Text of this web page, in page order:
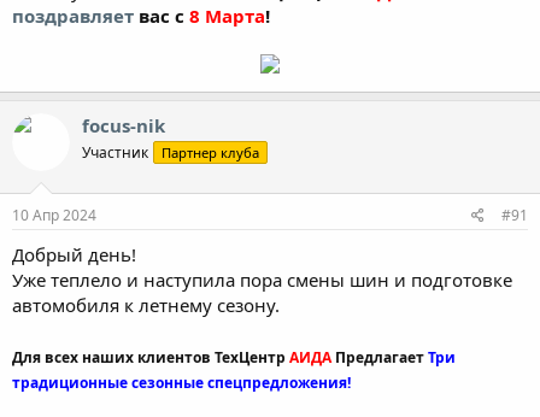
поздравляет вас с 8 Марта!
focus-nik
Участник Партнер клуба
10 Апр 2024 #91
Добрый день!
Уже теплело и наступила пора смены шин и подготовке
автомобиля к летнему сезону.
Для всех наших клиентов ТехЦентр АИДАПредлагаетТри
традиционные сезонные спецпредложения!